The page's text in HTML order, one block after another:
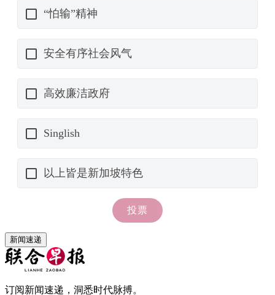
新闻速递
订阅新闻速递，洞悉时代脉搏。